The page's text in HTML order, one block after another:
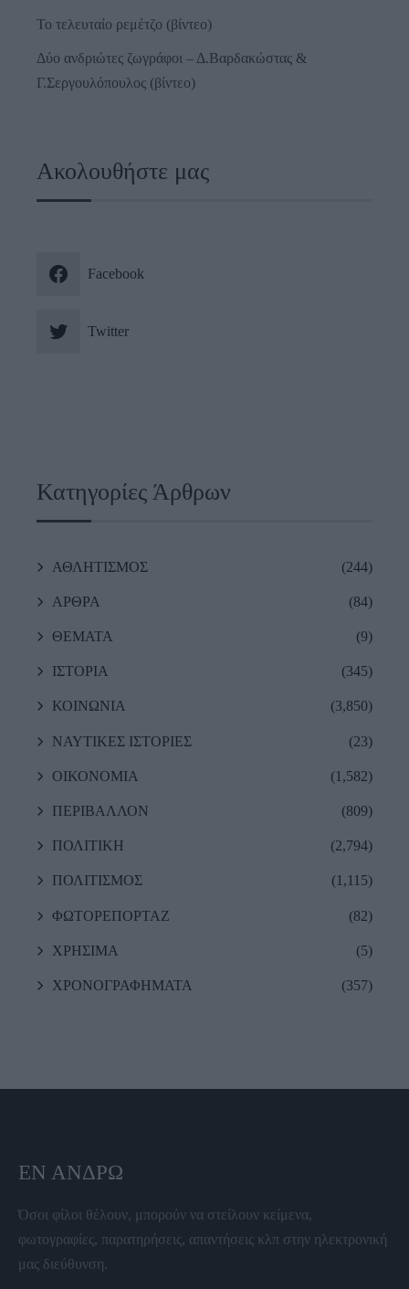
Το τελευταίο ρεμέτζο (βίντεο)
Δύο ανδριώτες ζωγράφοι – Δ.Βαρδακώστας &
Γ.Σεργουλόπουλος (βίντεο)
Ακολουθήστε μας
Facebook
Twitter
Κατηγορίες Άρθρων
ΑΘΛΗΤΙΣΜΟΣ (244)
ΑΡΘΡΑ (84)
ΘΕΜΑΤΑ (9)
ΙΣΤΟΡΙΑ (345)
ΚΟΙΝΩΝΙΑ (3,850)
ΝΑΥΤΙΚΕΣ ΙΣΤΟΡΙΕΣ (23)
ΟΙΚΟΝΟΜΙΑ (1,582)
ΠΕΡΙΒΑΛΛΟΝ (809)
ΠΟΛΙΤΙΚΗ (2,794)
ΠΟΛΙΤΙΣΜΟΣ (1,115)
ΦΩΤΟΡΕΠΟΡΤΑΖ (82)
ΧΡΗΣΙΜΑ (5)
ΧΡΟΝΟΓΡΑΦΗΜΑΤΑ (357)
ΕΝ ΆΝΔΡΩ
Όσοι φίλοι θέλουν, μπορούν να στείλουν κείμενα,
φωτογραφίες, παρατηρήσεις, απαντήσεις κλπ στην ηλεκτρονική
μας διεύθυνση.